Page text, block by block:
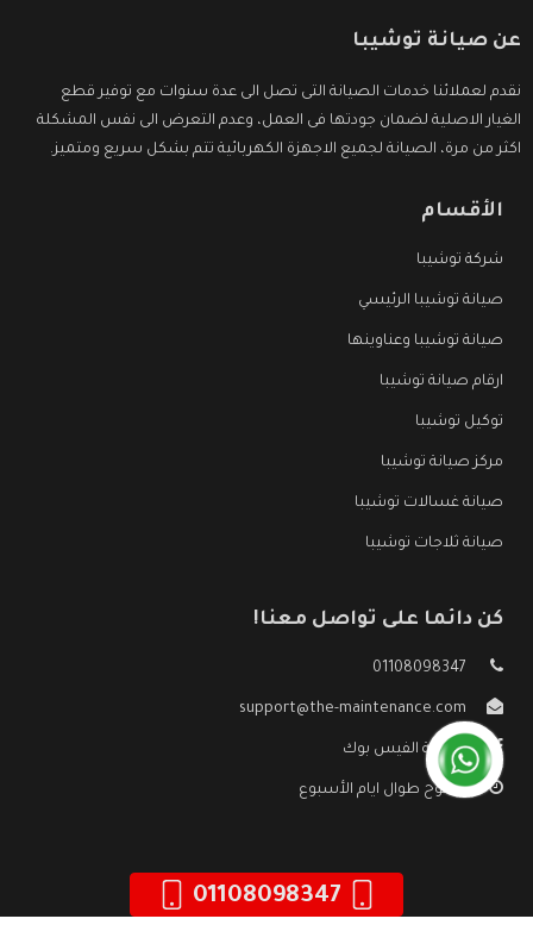
عن صيانة توشيبا
نقدم لعملائنا خدمات الصيانة التى تصل الى عدة سنوات مع توفير قطع
الغيار الاصلية لضمان جودتها فى العمل، وعدم التعرض الى نفس المشكلة
اكثر من مرة، الصيانة لجميع الاجهزة الكهربائية تتم بشكل سريع ومتميز.
الأقسام
شركة توشيبا
صيانة توشيبا الرئيسي
صيانة توشيبا وعناوينها
ارقام صيانة توشيبا
توكيل توشيبا
مركز صيانة توشيبا
صيانة غسالات توشيبا
صيانة ثلاجات توشيبا
كن دائما على تواصل معنا!
01108098347
support@the-maintenance.com
صفحة الفيس بوك
مفتوح طوال ايام الأسبوع
01108098347